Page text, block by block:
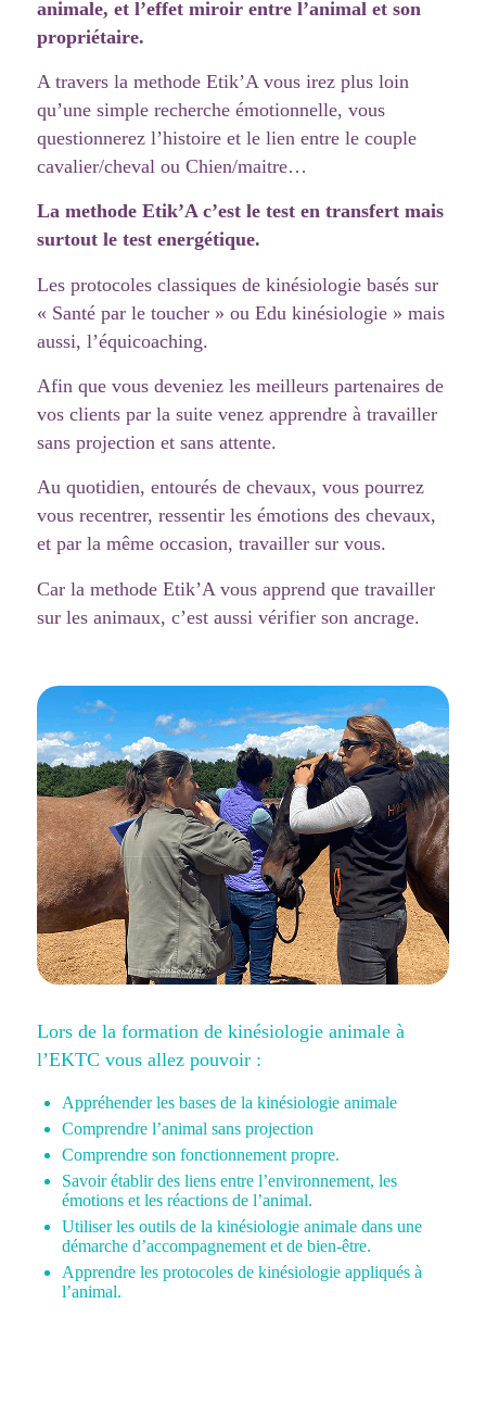
animale, et l’effet miroir entre l’animal et son
propriétaire.
A travers la methode Etik’A vous irez plus loin
qu’une simple recherche émotionnelle, vous
questionnerez l’histoire et le lien entre le couple
cavalier/cheval ou Chien/maitre…
La methode Etik’A c’est le test en transfert mais
surtout le test energétique.
Les protocoles classiques de kinésiologie basés sur
« Santé par le toucher » ou Edu kinésiologie » mais
aussi, l’équicoaching.
Afin que vous deveniez les meilleurs partenaires de
vos clients par la suite venez apprendre à travailler
sans projection et sans attente.
Au quotidien, entourés de chevaux, vous pourrez
vous recentrer, ressentir les émotions des chevaux,
et par la même occasion, travailler sur vous.
Car la methode Etik’A vous apprend que travailler
sur les animaux, c’est aussi vérifier son ancrage.
Lors de la formation de kinésiologie animale à
l’EKTC vous allez pouvoir :
Appréhender les bases de la kinésiologie animale
Comprendre l’animal sans projection
Comprendre son fonctionnement propre.
Savoir établir des liens entre l’environnement, les
émotions et les réactions de l’animal.
Utiliser les outils de la kinésiologie animale dans une
démarche d’accompagnement et de bien-être.
Apprendre les protocoles de kinésiologie appliqués à
l’animal.